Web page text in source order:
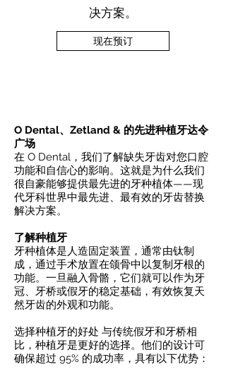
决方案。
现在预订
O Dental、Zetland & 的先进种植牙达令
广场
在 O Dental，我们了解缺失牙齿对您口腔
功能和自信心的影响。这就是为什么我们
很自豪能够提供最先进的牙种植体——现
代牙科世界中最先进、最有效的牙齿替换
解决方案。
了解种植牙
牙种植体是人造固定装置，通常由钛制
成，通过手术放置在颌骨中以复制牙根的
功能。一旦融入骨骼，它们就可以作为牙
冠、牙桥或假牙的稳定基础，有效恢复天
然牙齿的外观和功能。
选择种植牙的好处 与传统假牙和牙桥相
比，种植牙是更好的选择。他们的设计可
确保超过 95% 的成功率，具有以下优势：